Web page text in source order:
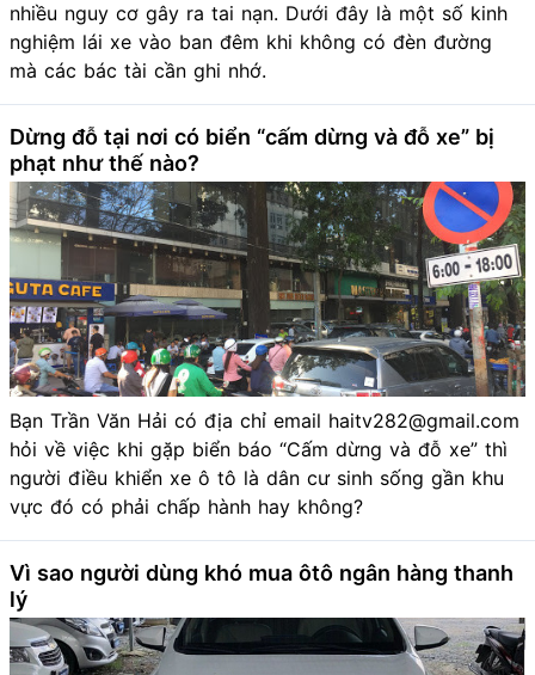
nhiều nguy cơ gây ra tai nạn. Dưới đây là một số kinh
nghiệm lái xe vào ban đêm khi không có đèn đường
mà các bác tài cần ghi nhớ.
Dừng đỗ tại nơi có biển “cấm dừng và đỗ xe” bị
phạt như thế nào?
Bạn Trần Văn Hải có địa chỉ email haitv282@gmail.com
hỏi về việc khi gặp biển báo “Cấm dừng và đỗ xe” thì
người điều khiển xe ô tô là dân cư sinh sống gần khu
vực đó có phải chấp hành hay không?
Vì sao người dùng khó mua ôtô ngân hàng thanh
lý